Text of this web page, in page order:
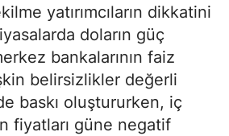
yatırımcıların dikkatini
doların güç
bankalarının faiz
belirsizlikler değerli
baskı oluştururken, iç
fiyatları güne negatif